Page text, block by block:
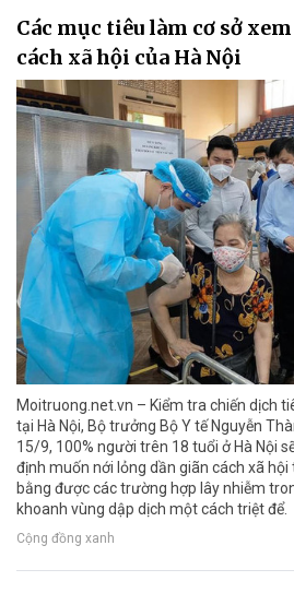
Các mục tiêu làm cơ sở
cách xã hội của Hà Nội
Moitruong.net.vn – Kiểm tra chiến dịch
tại Hà Nội, Bộ trưởng Bộ Y tế Nguyễn
15/9, 100% người trên 18 tuổi ở Hà Nội
định muốn nới lỏng dần giãn cách xã
bằng được các trường hợp lây nhiễm
khoanh vùng dập dịch một cách triệt để.
Cộng đồng xanh